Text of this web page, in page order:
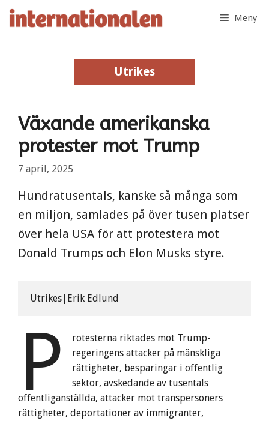
Hoppa
Meny
Utrikes
Utrikes
Växande amerikanska
protester mot Trump
7 april, 2025
Hundratusentals, kanske så många som
en miljon, samlades på över tusen platser
över hela USA för att protestera mot
Donald Trumps och Elon Musks styre.
Utrikes|Erik Edlund
P
rotesterna riktades mot Trump-
regeringens attacker på mänskliga
rättigheter, besparingar i offentlig
sektor, avskedande av tusentals
offentliganställda, attacker mot transpersoners
rättigheter, deportationer av immigranter,